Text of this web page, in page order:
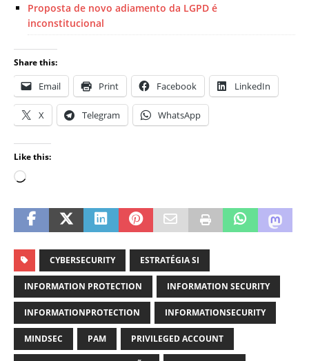
Proposta de novo adiamento da LGPD é
inconstitucional
Share this:
Email Print Facebook LinkedIn
X Telegram WhatsApp
Like this:
CYBERSECURITY ESTRATÉGIA SI
INFORMATION PROTECTION INFORMATION SECURITY
INFORMATIONPROTECTION INFORMATIONSECURITY
MINDSEC PAM PRIVILEGED ACCOUNT